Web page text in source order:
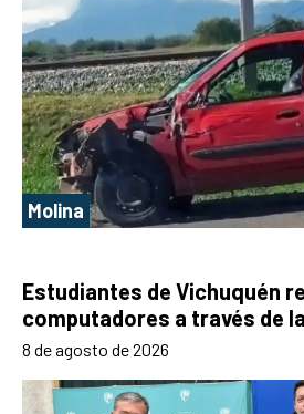
Molina
Estudiantes de Vichuquén
computadores a través de
8 de agosto de 2026